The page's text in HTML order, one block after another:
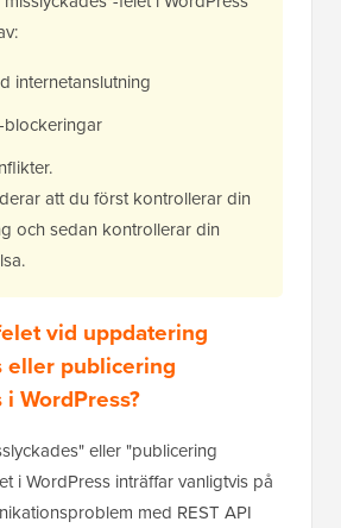
internetanslutning
blockeringar
att du först kontrollerar din
och sedan kontrollerar din
vid uppdatering
eller publicering
WordPress?
eller "publicering
i WordPress inträffar vanligtvis på
med REST API